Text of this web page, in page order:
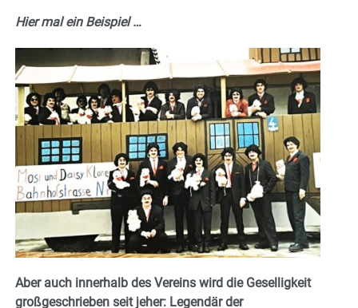
Hier mal ein Beispiel …
Aber auch innerhalb des Vereins wird die Geselligkeit
großgeschrieben seit jeher: Legendär der